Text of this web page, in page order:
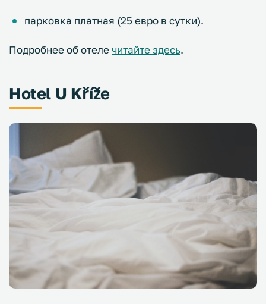
парковка платная (25 евро в сутки).
Подробнее об отеле читайте здесь.
Hotel U Kříže